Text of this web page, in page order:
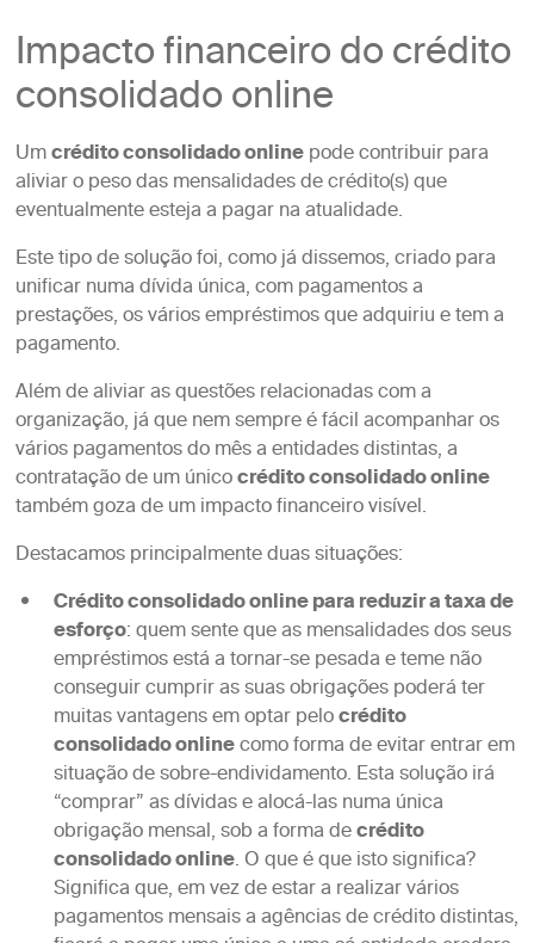
Impacto financeiro do crédito
consolidado online
Umcrédito consolidado onlinepode contribuir para
aliviar o peso das mensalidades de crédito(s) que
eventualmente esteja a pagar na atualidade.
Este tipo de solução foi, como já dissemos, criado para
unificar numa dívida única, com pagamentos a
prestações, os vários empréstimos que adquiriu e tem a
pagamento.
Além de aliviar as questões relacionadas com a
organização, já que nem sempre é fácil acompanhar os
vários pagamentos do mês a entidades distintas, a
contratação de um únicocrédito consolidado online
também goza de um impacto financeiro visível.
Destacamos principalmente duas situações:
Crédito consolidado online para reduzir a taxa de
esforço: quem sente que as mensalidades dos seus
empréstimos está a tornar-se pesada e teme não
conseguir cumprir as suas obrigações poderá ter
muitas vantagens em optar pelocrédito
consolidado onlinecomo forma de evitar entrar em
situação de sobre-endividamento. Esta solução irá
“comprar” as dívidas e alocá-las numa única
obrigação mensal, sob a forma decrédito
consolidado online. O que é que isto significa?
Significa que, em vez de estar a realizar vários
pagamentos mensais a agências de crédito distintas,